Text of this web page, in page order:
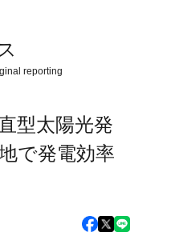
reporting
型太陽光発
で発電効率